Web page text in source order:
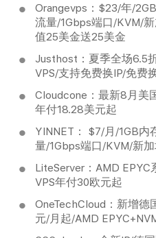
Orangevps：$23/年/
流量/1Gbps端口/KVM/
值25美金送25美金
Justhost：夏季全场6.5
VPS/支持免费换IP/免费
Cloudcone：最新8月美
年付18.28美元起
YINNET： $7/月/1GB内
量/1Gbps端口/KVM/新
LiteServer：AMD
VPS年付30欧元起
OneTechCloud：新增德
元/月起/AMD